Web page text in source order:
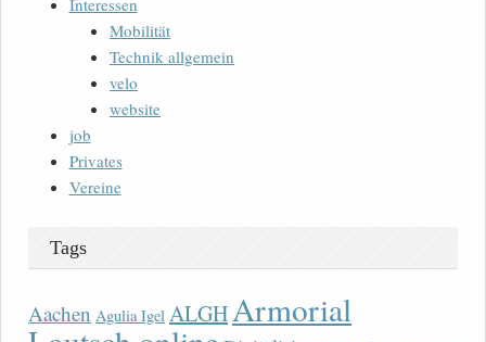
Interessen
Mobilität
Technik allgemein
velo
website
job
Privates
Vereine
Tags
Aachen Agulia Igel ALGHArmorial